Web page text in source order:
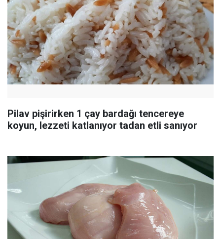
Pilav pişirirken 1 çay bardağı tencereye
koyun, lezzeti katlanıyor tadan etli sanıyor